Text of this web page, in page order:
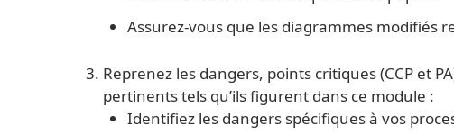
Assurez-vous que les diagrammes modifiés
Reprenez les dangers, points critiques (CCP et
pertinents tels qu’ils figurent dans ce module :
Identifiez les dangers spécifiques à vos